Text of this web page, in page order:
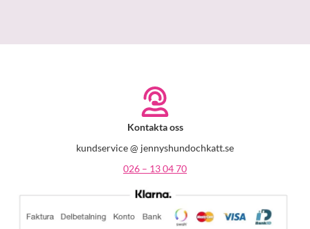
Kontakta oss
kundservice @ jennyshundochkatt.se
026 – 13 04 70